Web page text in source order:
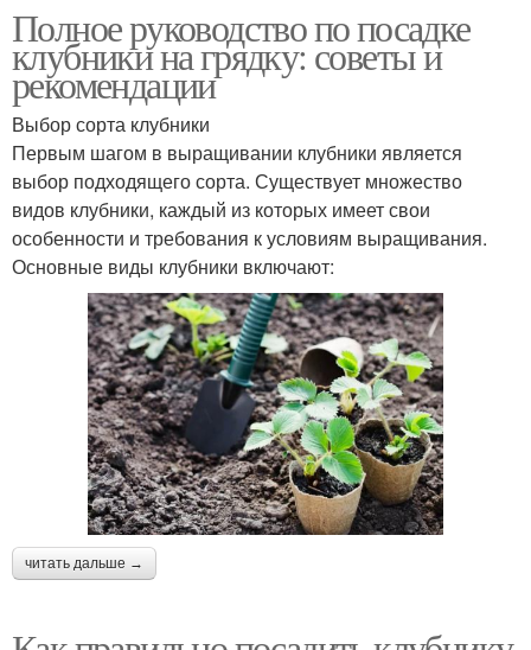
Полное руководство по посадке
клубники на грядку: советы и
рекомендации
Выбор сорта клубники
Первым шагом в выращивании клубники является
выбор подходящего сорта. Существует множество
видов клубники, каждый из которых имеет свои
особенности и требования к условиям выращивания.
Основные виды клубники включают:
читать дальше →